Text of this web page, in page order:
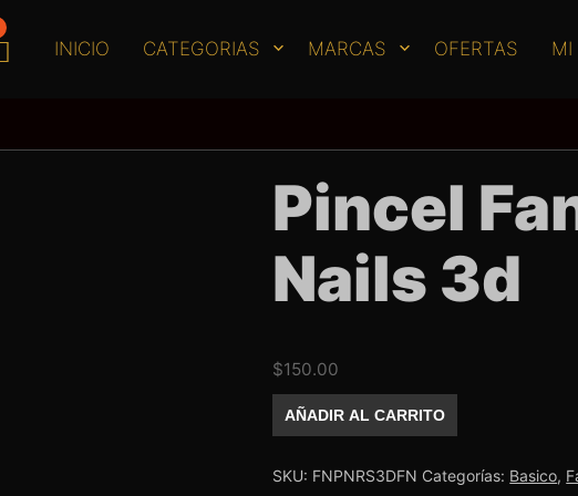
INICIO CATEGORIAS MARCAS OFERTAS MI
Pincel
Nails 3d
$150.00
Fantasy
Nails
cantidad
AÑADIR AL CARRITO
SKU: FNPNRS3DFN Categorías: Basico,